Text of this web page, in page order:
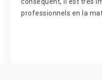
professionnels en la